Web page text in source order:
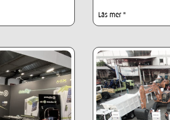
Läs mer "